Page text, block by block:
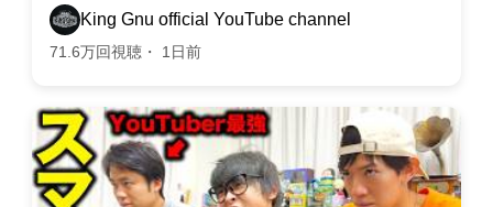
King Gnu official YouTube channel
71.6万回視聴・ 1日前